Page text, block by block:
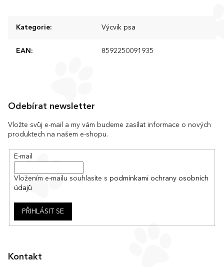
Kategorie: Výcvik psa
EAN : 8592250091935
Odebírat newsletter
Vložte svůj e-mail a my vám budeme zasílat informace o nových
produktech na našem e-shopu.
E-mail
Vložením e-mailu souhlasíte s podmínkami ochrany osobních
údajů
PŘIHLÁSIT SE
Kontakt